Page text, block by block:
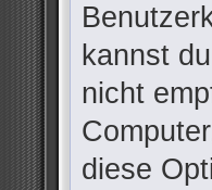
kannst
nicht
diese